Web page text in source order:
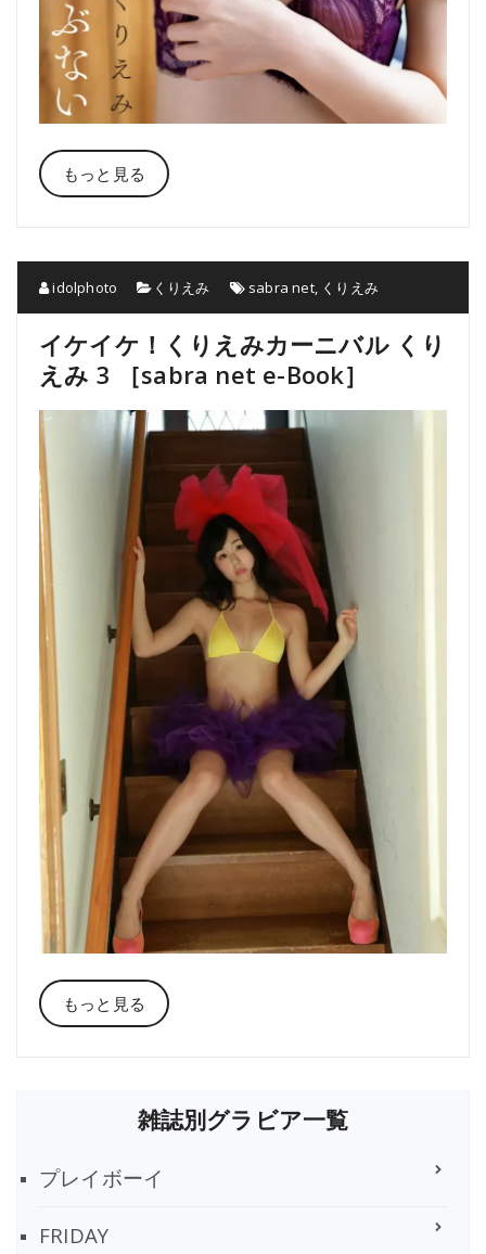
もっと見る
idolphoto くりえみ sabra net, くりえみ
イケイケ！くりえみカーニバル くり
えみ 3 ［sabra net e-Book］
もっと見る
雑誌別グラビア一覧
プレイボーイ
FRIDAY